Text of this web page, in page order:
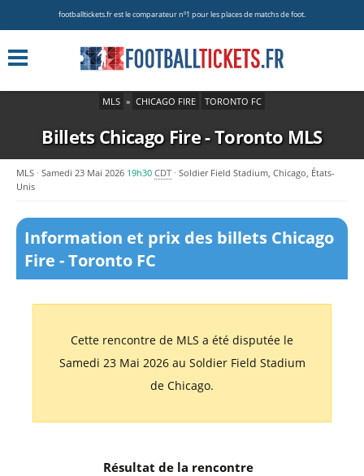
footballtickets.fr est le comparateur nº1 pour les places de matchs de foot.
MLS » CHICAGO FIRE TORONTO FC
Billets Chicago Fire - Toronto MLS
MLS Samedi 23 Mai 2026 19h30 CDT
Soldier Field Stadium, Chicago, États-
Unis
Information et prix des billets Chicago
Fire - Toronto FC
Cette rencontre de MLS a été disputée le
Samedi 23 Mai 2026 au Soldier Field Stadium
de Chicago.
Résultat de la rencontre